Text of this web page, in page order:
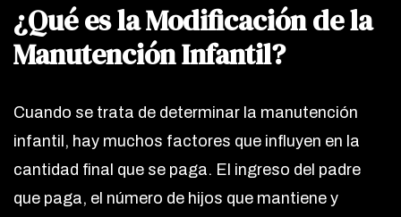
¿Qué es la Modificación de la
Manutención Infantil?
Cuando se trata de determinar la manutención
infantil, hay muchos factores que influyen en la
cantidad final que se paga. El ingreso del padre
que paga, el número de hijos que mantiene y